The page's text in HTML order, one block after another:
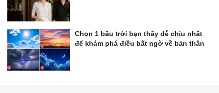
Chọn 1 bầu trời bạn thấy dễ chịu nhất
để khám phá điều bất ngờ về bản thân